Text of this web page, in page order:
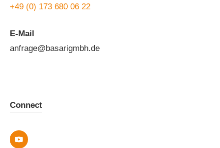
+49 (0) 173 680 06 22
E-Mail
anfrage@basarigmbh.de
Connect